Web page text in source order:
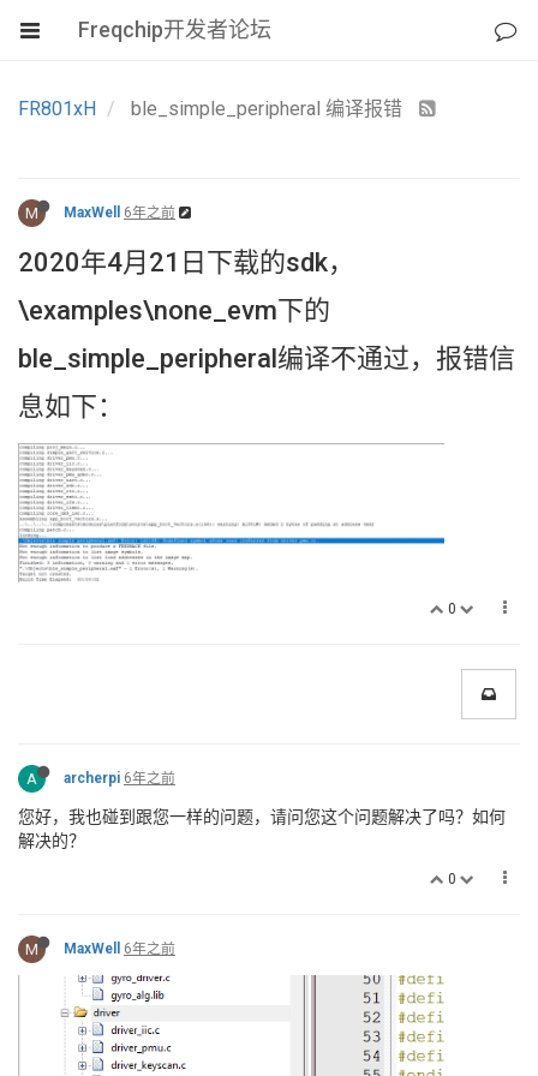
Freqchip开发者论坛
FR801xH ble_simple_peripheral 编译报错
M MaxWell 6年之前
2020年4月21日下载的sdk，
\examples\none_evm下的
ble_simple_peripheral编译不通过，报错信
息如下：
0
A archerpi 6年之前
您好，我也碰到跟您一样的问题，请问您这个问题解决了吗？如何
解决的？
0
M MaxWell 6年之前